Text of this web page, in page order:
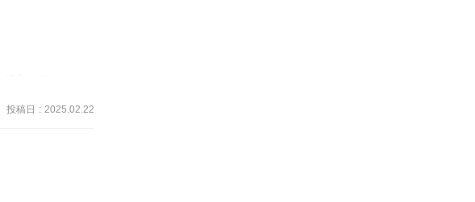
投稿日 : 2025.02.22